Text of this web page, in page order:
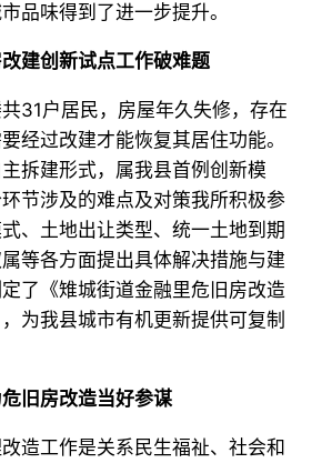
品味得到了进一步提升。
建创新试点工作破难题
31户居民，房屋年久失修，存在
经过改建才能恢复其居住功能。
拆建形式，属我县首例创新模
节涉及的难点及对策我所积极参
、土地出让类型、统一土地到期
等各方面提出具体解决措施与建
了《雉城街道金融里危旧房改造
为我县城市有机更新提供可复制
旧房改造当好参谋
造工作是关系民生福祉、社会和